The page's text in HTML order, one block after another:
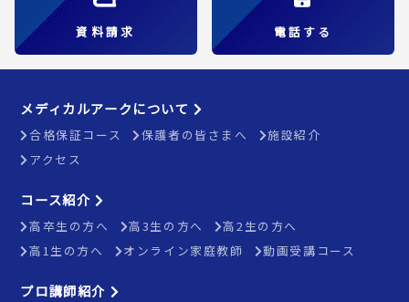
資料請求 電話する
メディカルアークについて
合格保証コース 保護者の皆さまへ
施設紹介
アクセス
コース紹介
高卒生の方へ 高3生の方へ
高2生の方へ
高1生の方へ
オンライン家庭教師 動画受講コース
プロ講師紹介